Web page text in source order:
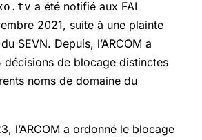
a été notifié aux FAI
2021, suite à une plainte
SEVN. Depuis, l’ARCOM a
décisions de blocage distinctes
noms de domaine du
l’ARCOM a ordonné le blocage